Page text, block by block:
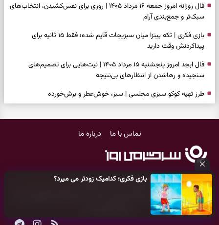
بازی فکری؛ کدامیک زودتر می میرد؟
فال روزانه امروز جمعه ۱۶ مرداد ۱۴۰۵ | روزی برای نفس‌کشیدن، انتخاب‌های
سبک‌تر و جمع‌بندی آرام
بازی فکری | تکه پیتزا میان سبزیجات قایم شده؛ فقط ۱۵ ثانیه برای
پیداکردنش وقت دارید
فال ابجد امروز پنجشنبه ۱۵ مرداد ۱۴۰۵ | نیت‌هایی برای تصمیم‌های
سنجیده و رهاشدن از انتظارهای بی‌نتیجه
طرز تهیه کوکو سبزی مجلسی | سبز، خوش‌عطر و برش‌خورده
باارزش‌ترین چیز زندگی‌تان را نشان می‌دهد
انتخاب مسیرهای کم‌هزینه‌تر
برای خانه‌دار شدن این دعا را بخوانید | دعایی کوتاه برای رسیدن به خانه‌ای
امن و پربرکت
تماس با ما درباره ما
کلیه حقوق مادی و معنوی این سایت متعلق بهپایگاه خبری سرگرمی روز
می‌باشد و هر گونه کپی‌برداری توسط دیگر سایت‌ها